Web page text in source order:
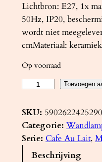
Lichtbron: E27, 1x
50Hz, IP20,
wordt niet
cmMateriaal:
Op voorraad
n
d
l
Toevoegen
SKU: 5902622425290
Categorie:
Serie: Cafe Au Lait,
Beschrijving